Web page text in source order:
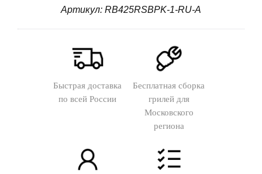
Артикул: RB425RSBPK-1-RU-A
Быстрая доставка
по всей России
Бесплатная сборка
грилей для
Московского
региона